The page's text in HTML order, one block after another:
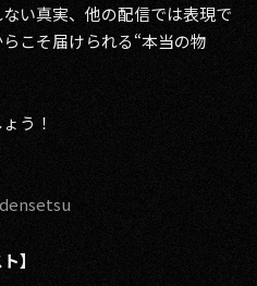
い真実、他の配信では表現で
こそ届けられる“本当の物
う！
】